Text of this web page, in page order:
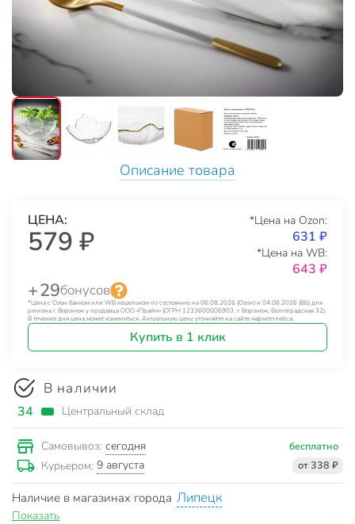
Описание товара
ЦЕНА:
579 ₽
*Цена на Ozon:
631 ₽
*Цена на WB:
643 ₽
+ 29бонусов
*Цена с Озон банком или WB кошельком по состоянию на 06.08.2026 (Озон) и 04.08.2026 (ВБ) для
региона г. Воронеж у продавца ООО «Прайм» (ОГРН 1233600006903, г. Воронеж, Волгоградская 32).
В течение дня цена может изменяться. Актуальную цену уточняйте на сайте маркетплейса.
Купить в 1 клик
В наличии
34 Центральный склад
Самовывоз: сегодня бесплатно
Курьером: 9 августа от 338 ₽
Наличие в магазинах города Липецк
Показать